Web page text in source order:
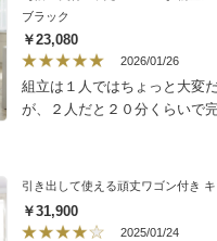
んですが、ちゃんとハマらな
外れてしまうものがあります
わんこたちが誤飲しないか心
でした。それ以外は自分的に
果100点です。
ブラック
￥23,080
2026/01/26
組立は１人ではちょっと大変
が、２人だと２０分くらいで
商品はしっかりしていて、重
が収納でき買って良かったです
￥31,900
2025/01/24